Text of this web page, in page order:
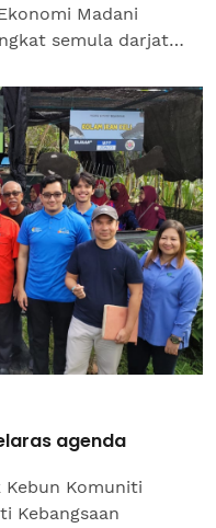
Madani
semula darjat
agenda
Kebun Komuniti
Kebangsaan